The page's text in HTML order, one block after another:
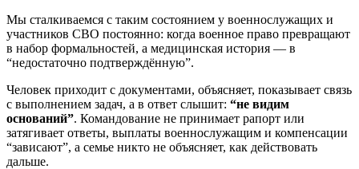
Мы сталкиваемся с таким состоянием у военнослужащих и
участников СВО постоянно: когда военное право превращают
в набор формальностей, а медицинская история — в
“недостаточно подтверждённую”.
Человек приходит с документами, объясняет, показывает связь
с выполнением задач, а в ответ слышит: “не видим
оснований”. Командование не принимает рапорт или
затягивает ответы, выплаты военнослужащим и компенсации
“зависают”, а семье никто не объясняет, как действовать
дальше.